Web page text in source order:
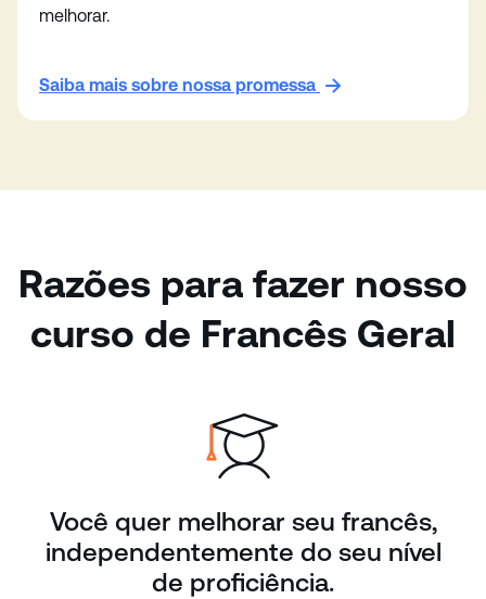
melhorar.
Saiba mais sobre nossa promessa
Razões para fazer nosso
curso de Francês Geral
Você quer melhorar seu francês,
independentemente do seu nível
de proficiência.